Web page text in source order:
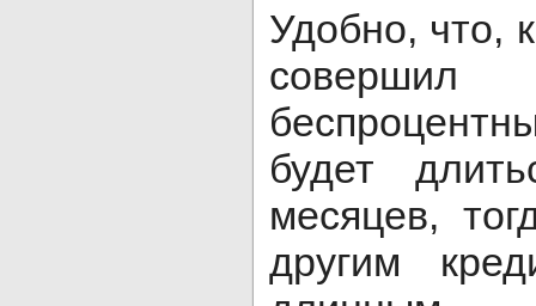
Удобно, что,
будет
месяцев,
другим